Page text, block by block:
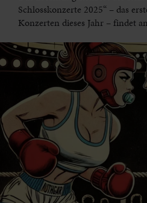
Schlosskonzerte 2025“ – das
Konzerten dieses Jahr – findet